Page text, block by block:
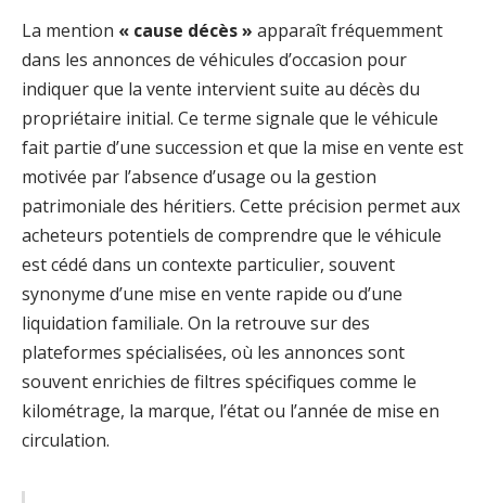
La mention « cause décès » apparaît fréquemment
dans les annonces de véhicules d’occasion pour
indiquer que la vente intervient suite au décès du
propriétaire initial. Ce terme signale que le véhicule
fait partie d’une succession et que la mise en vente est
motivée par l’absence d’usage ou la gestion
patrimoniale des héritiers. Cette précision permet aux
acheteurs potentiels de comprendre que le véhicule
est cédé dans un contexte particulier, souvent
synonyme d’une mise en vente rapide ou d’une
liquidation familiale. On la retrouve sur des
plateformes spécialisées, où les annonces sont
souvent enrichies de filtres spécifiques comme le
kilométrage, la marque, l’état ou l’année de mise en
circulation.